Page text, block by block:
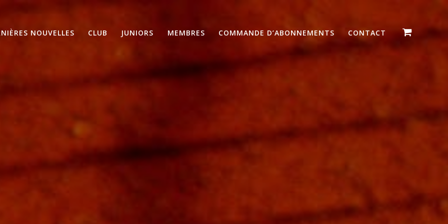
NOUVELLES CLUB JUNIORS MEMBRES COMMANDE D’ABONNEMENTS CONTACT